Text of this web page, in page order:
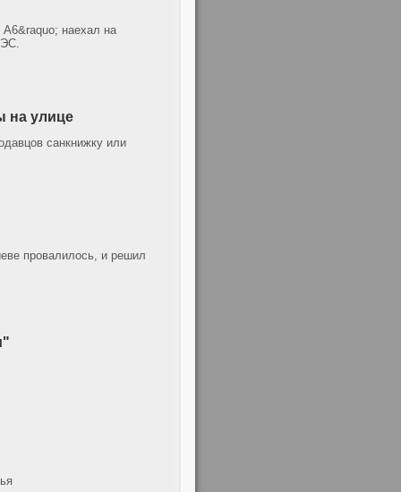
наехал на
на улице
санкнижку или
провалилось, и решил